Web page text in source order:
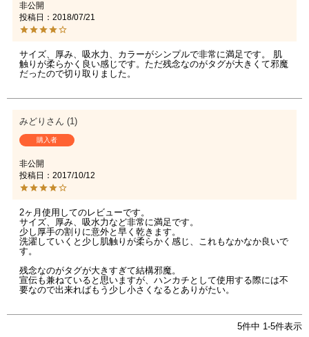
非公開
投稿日
2018/07/21
サイズ、厚み、吸水力、カラーがシンプルで非常に満足です。 肌
触りが柔らかく良い感じです。ただ残念なのがタグが大きくて邪魔
だったので切り取りました。
みどり 1
購入者
非公開
投稿日
2017/10/12
2ヶ月使用してのレビューです。
サイズ、厚み、吸水力など非常に満足です。
少し厚手の割りに意外と早く乾きます。
洗濯していくと少し肌触りが柔らかく感じ、これもなかなか良いで
す。
残念なのがタグが大きすぎて結構邪魔。
宣伝も兼ねていると思いますが、ハンカチとして使用する際には不
要なので出来ればもう少し小さくなるとありがたい。
5件中 1-5件表示